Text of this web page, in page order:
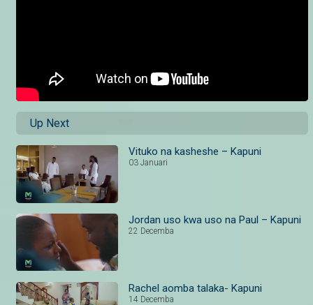
Up Next
Vituko na kasheshe – Kapuni
03 Januari
Jordan uso kwa uso na Paul – Kapuni
22 Decemba
Rachel aomba talaka- Kapuni
14 Decemba